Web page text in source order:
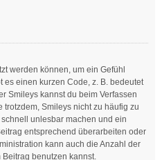
werden können, um ein Gefühl
einen kurzen Code, z. B. bedeutet
Smileys kannst du beim Verfassen
Smileys nicht zu häufig zu
unlesbar machen und ein
entsprechend überarbeiten oder
kann auch die Anzahl der
benutzen kannst.